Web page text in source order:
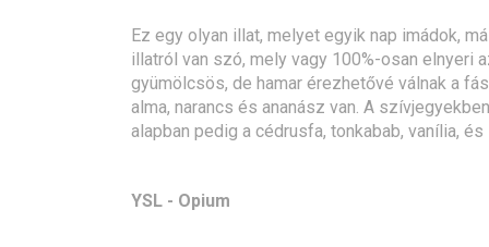
Ez egy olyan illat, melyet egyik nap imádok,
illatról van szó, mely vagy 100%-osan elnyeri
gyümölcsös, de hamar érezhetővé válnak a
alma, narancs és ananász van. A
alapban pedig a cédrusfa, tonkabab, vanília,
YSL - Opium